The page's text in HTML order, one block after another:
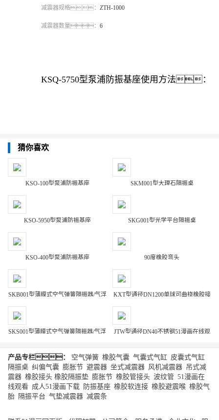
减震器规格： ZTH-1000
减震器数量： 6
KSQ-5750型泵浦防振基座使用方法：
猜你喜欢
KSQ-100型泵浦防振基座
KSQ-5950型泵浦防振基座
KSQ-400型泵浦防振基座
SKB001型薄膜式空气弹簧隔振器/气浮
SKS001型薄膜式空气弹簧隔振器/气浮
SKM001型大理石隔振桌
SKG001型光学平台隔振桌
90度橡胶弯头
KXT型通径DN1200单球可曲挠橡胶接
JTW型通径DN40不锈钢51漫画在线观
产品专栏： 空气弹簧 橡胶气囊 气囊式气缸 皮囊式气缸
隔振桌 纠偏气囊 膨胀节 避震器 坐式减震器 风机减震器 吊式减
震器 橡胶接头 橡胶隔振垫 膨胀节 橡胶管接头 波纹管 51漫画在
线观看 成人51漫画下载 防振基座 橡胶软连接 橡胶避震喉 橡胶气
胎 隔振平台 气垫减震器 减震条